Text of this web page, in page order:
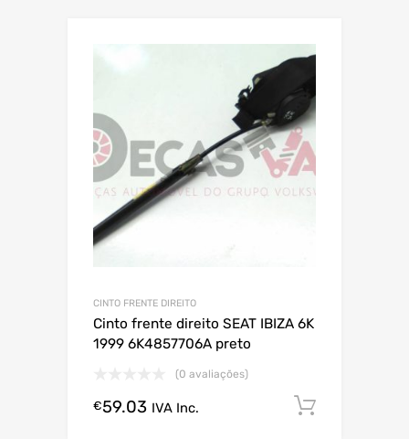
CINTO FRENTE DIREITO
Cinto frente direito SEAT IBIZA 6K
1999 6K4857706A preto
(0 avaliações)
€59.03 IVA Inc.